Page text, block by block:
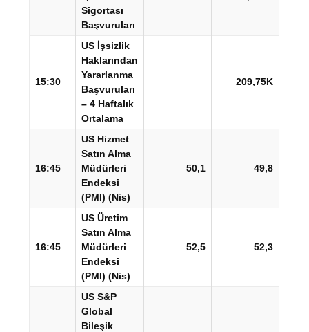
Sigortası
Başvuruları
15:30
US İşsizlik
Haklarından
Yararlanma
Başvuruları
– 4 Haftalık
Ortalama
209,75K
16:45
US Hizmet
Satın Alma
Müdürleri
Endeksi
(PMI) (Nis)
50,1 49,8
16:45
US Üretim
Satın Alma
Müdürleri
Endeksi
(PMI) (Nis)
52,5 52,3
US S&P
Global
Bileşik